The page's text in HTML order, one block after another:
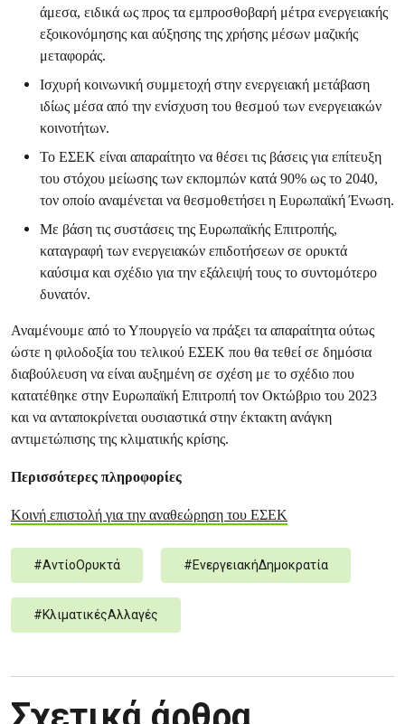
άμεσα, ειδικά ως προς τα εμπροσθοβαρή μέτρα ενεργειακής
εξοικονόμησης και αύξησης της χρήσης μέσων μαζικής
μεταφοράς.
Ισχυρή κοινωνική συμμετοχή στην ενεργειακή μετάβαση
ιδίως μέσα από την ενίσχυση του θεσμού των ενεργειακών
κοινοτήτων.
Το ΕΣΕΚ είναι απαραίτητο να θέσει τις βάσεις για επίτευξη
του στόχου μείωσης των εκπομπών κατά 90% ως το 2040,
τον οποίο αναμένεται να θεσμοθετήσει η Ευρωπαϊκή Ένωση.
Με βάση τις συστάσεις της Ευρωπαϊκής Επιτροπής,
καταγραφή των ενεργειακών επιδοτήσεων σε ορυκτά
καύσιμα και σχέδιο για την εξάλειψή τους το συντομότερο
δυνατόν.
Αναμένουμε από το Υπουργείο να πράξει τα απαραίτητα ούτως
ώστε η φιλοδοξία του τελικού ΕΣΕΚ που θα τεθεί σε δημόσια
διαβούλευση να είναι αυξημένη σε σχέση με το σχέδιο που
κατατέθηκε στην Ευρωπαϊκή Επιτροπή τον Οκτώβριο του 2023
και να ανταποκρίνεται ουσιαστικά στην έκτακτη ανάγκη
αντιμετώπισης της κλιματικής κρίσης.
Περισσότερες πληροφορίες
Κοινή επιστολή για την αναθεώρηση του ΕΣΕΚ
#ΑντίοΟρυκτά #ΕνεργειακήΔημοκρατία
#ΚλιματικέςΑλλαγές